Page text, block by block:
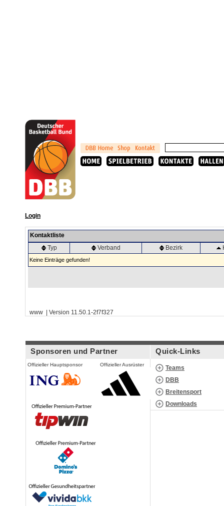
Login
Kontaktliste
Typ
Verband Bezirk
Keine Einträge gefunden!
www | Version 11.50.1-2f7f327
Sponsoren und Partner
Offizieller Hauptsponsor Offizieller Ausrüster
Quick-Links
Teams
DBB
Breitensport
Downloads